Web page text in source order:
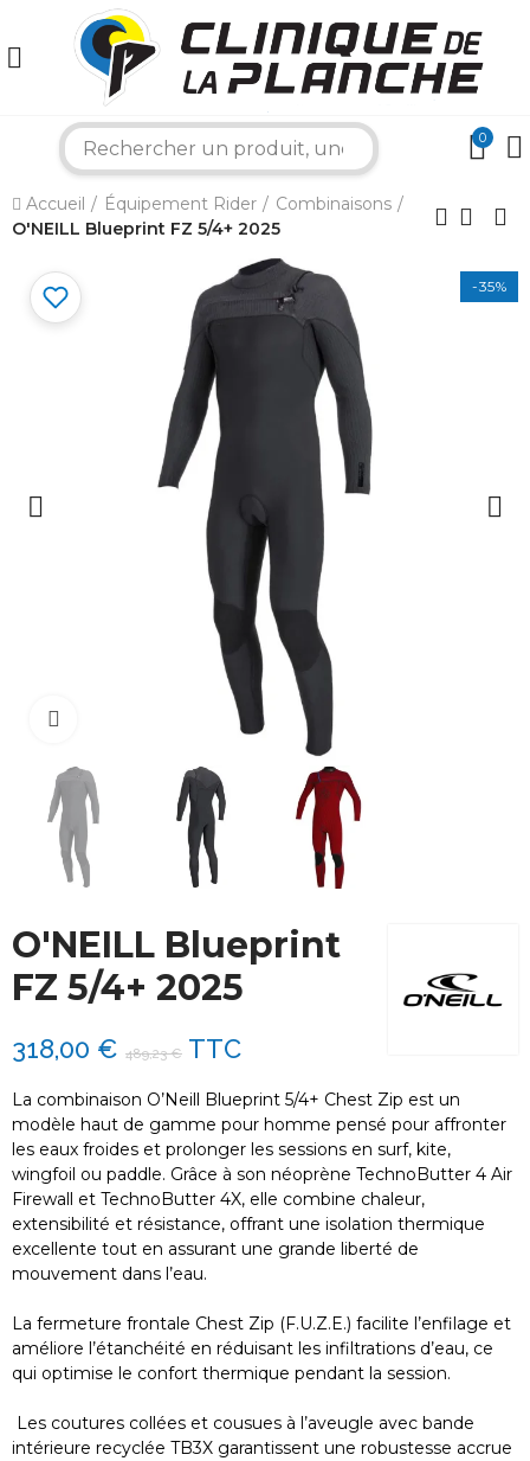
0
Accueil Équipement Rider
Combinaisons
O'NEILL Blueprint FZ 5/4+ 2025
-35%
Cliquez pour agrandir
O'NEILL Blueprint
FZ 5/4+ 2025
318,00 € 489,23 € TTC
La combinaison O’Neill Blueprint 5/4+ Chest Zip est un
modèle haut de gamme pour homme pensé pour affronter
les eaux froides et prolonger les sessions en surf, kite,
wingfoil ou paddle. Grâce à son néoprène TechnoButter 4 Air
Firewall et TechnoButter 4X, elle combine chaleur,
extensibilité et résistance, offrant une isolation thermique
excellente tout en assurant une grande liberté de
mouvement dans l’eau.
La fermeture frontale Chest Zip (F.U.Z.E.) facilite l’enfilage et
améliore l’étanchéité en réduisant les infiltrations d’eau, ce
qui optimise le confort thermique pendant la session.
Les coutures collées et cousues à l’aveugle avec bande
intérieure recyclée TB3X garantissent une robustesse accrue
×
Comment puis-je vous aider aujourd'hui ?